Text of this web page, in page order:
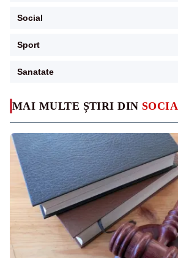
MAI MULTE ȘTIRI DIN
Social
Sport
Sanatate